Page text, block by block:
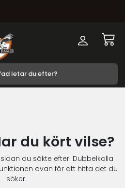
du kört vilse?
du sökte efter. Dubbelkolla
ovan för att hitta det du
söker.